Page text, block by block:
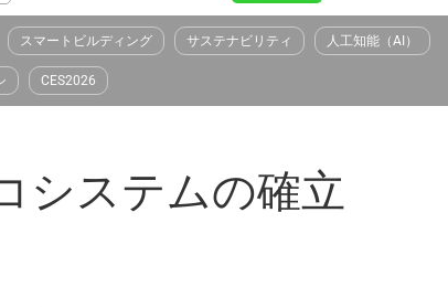
スマートビルディング サステナビリティ 人工知能（AI）
CES2026
システムの確立